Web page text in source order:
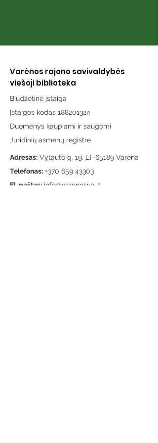
Varėnos rajono savivaldybės
viešoji biblioteka
Biudžetinė įstaiga
Įstaigos kodas 188201324
Duomenys kaupiami ir saugomi
Juridinių asmenų registre
Adresas: Vytauto g. 19, LT-65189 Varėna
Telefonas: +370 659 43303
El. paštas: info@varenosvb.lt